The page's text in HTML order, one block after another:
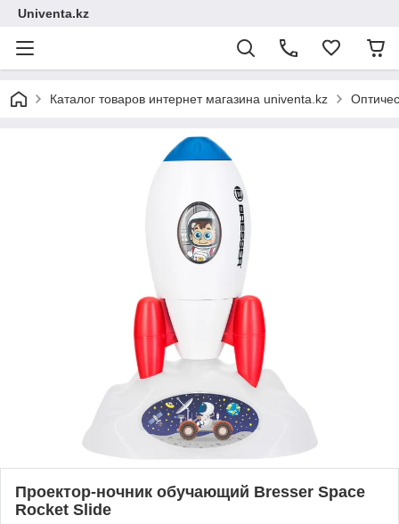
Univenta.kz
Каталог товаров интернет магазина univenta.kz
Проектор-ночник обучающий Bresser Space
Rocket Slide